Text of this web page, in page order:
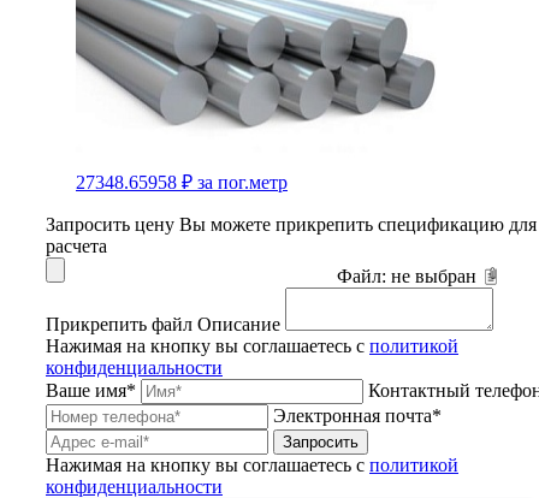
27348.65958 ₽ за пог.метр
Запросить цену Вы можете прикрепить спецификацию для
расчета
Файл: не выбран
Прикрепить файл Описание
Нажимая на кнопку вы соглашаетесь с политикой
конфиденциальности
Ваше имя*
Контактный
Электронная почта*
Запросить
Нажимая на кнопку вы соглашаетесь с политикой
конфиденциальности